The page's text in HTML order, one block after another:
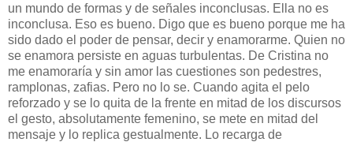
un mundo de formas y de señales inconclusas. Ella no es
inconclusa. Eso es bueno. Digo que es bueno porque me ha
sido dado el poder de pensar, decir y enamorarme. Quien no
se enamora persiste en aguas turbulentas. De Cristina no
me enamoraría y sin amor las cuestiones son pedestres,
ramplonas, zafias. Pero no lo se. Cuando agita el pelo
reforzado y se lo quita de la frente en mitad de los discursos
el gesto, absolutamente femenino, se mete en mitad del
mensaje y lo replica gestualmente. Lo recarga de